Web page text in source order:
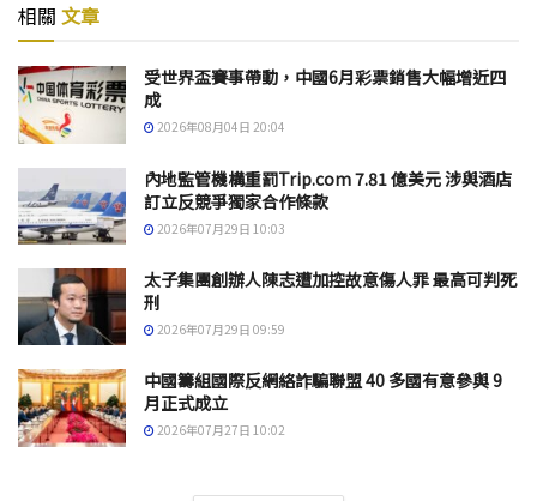
相關 文章
受世界盃賽事帶動，中國6月彩票銷售大幅增近四
成
2026年08月04日 20:04
內地監管機構重罰Trip.com 7.81 億美元 涉與酒店
訂立反競爭獨家合作條款
2026年07月29日 10:03
太子集團創辦人陳志遭加控故意傷人罪 最高可判死
刑
2026年07月29日 09:59
中國籌組國際反網絡詐騙聯盟 40 多國有意參與 9
月正式成立
2026年07月27日 10:02